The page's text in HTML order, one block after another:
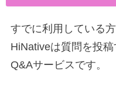
すでに利用している
HiNativeは質問を投
Q&Aサービスです。